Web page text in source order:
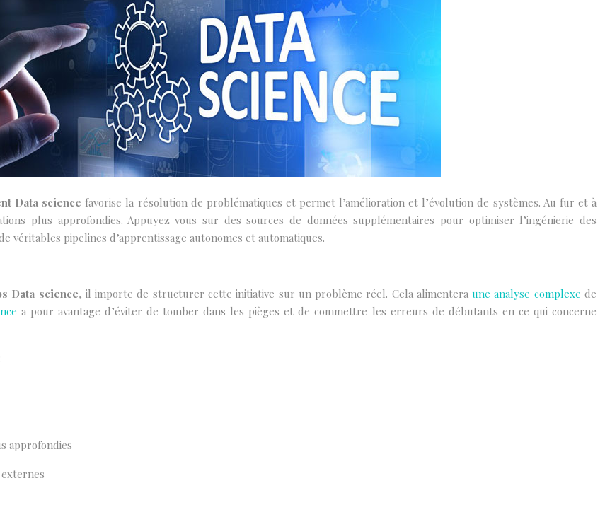
Data science favorise la résolution de problématiques et permet l’amélioration et l’évolution de systèmes. Au fur et à
plus approfondies. Appuyez-vous sur des sources de données supplémentaires pour optimiser l’ingénierie des
véritables pipelines d’apprentissage autonomes et automatiques.
Data science, il importe de structurer cette initiative sur un problème réel. Cela alimenteraune analyse complexe de
a pour avantage d’éviter de tomber dans les pièges et de commettre les erreurs de débutants en ce qui concerne
approfondies